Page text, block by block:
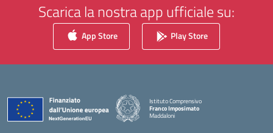
Scarica la nostra app ufficiale su:
App Store Play Store
Istituto Comprensivo
Franco Imposimato
Maddaloni